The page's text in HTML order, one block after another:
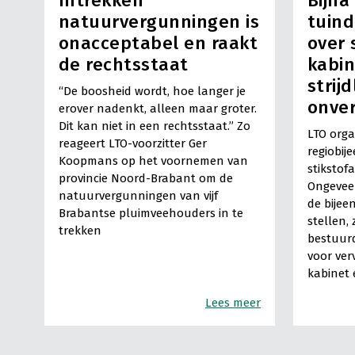
natuurvergunningen is
onacceptabel en raakt
de rechtsstaat
“De boosheid wordt, hoe langer je
erover nadenkt, alleen maar groter.
Dit kan niet in een rechtsstaat.” Zo
reageert LTO-voorzitter Ger
Koopmans op het voornemen van
provincie Noord-Brabant om de
natuurvergunningen van vijf
Brabantse pluimveehouders in te
trekken
Lees meer
over
LTO
de
stellen,
voor
kabinet